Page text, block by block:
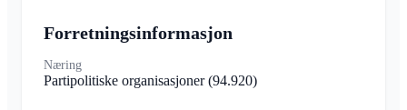
Forretningsinformasjon
Næring
Partipolitiske organisasjoner(94.920)